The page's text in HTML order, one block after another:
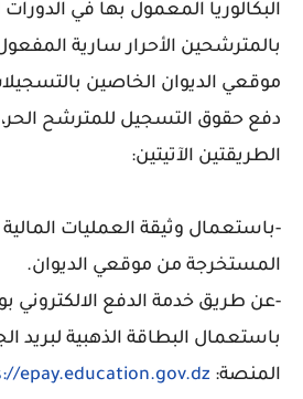
البكالوريا المعمول بها في
بالمترشحين الأحرار سارية
موقعي الديوان الخاصين
دفع حقوق التسجيل للمترشح الحر،
الطريقتين الآتيتين:
المستخرجة من موقعي الديوان.
-عن طريق خدمة الدفع الالكتروني
باستعمال البطاقة الذهبية لبريد
المنصة: epay.education.gov.dz